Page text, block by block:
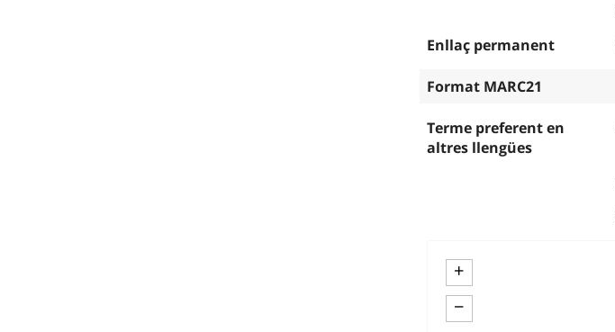
Enllaç permanent
Format MARC21
Terme preferent en
altres llengües
+
−